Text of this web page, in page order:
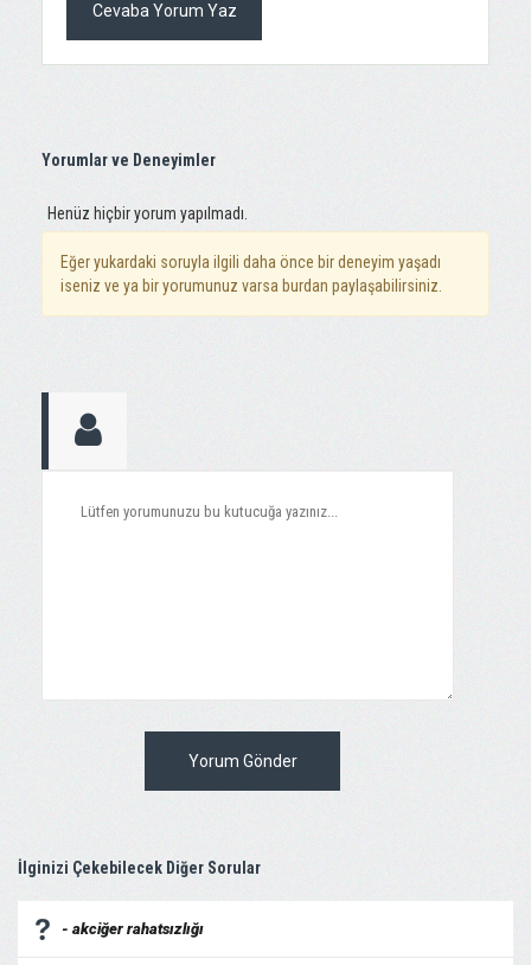
Cevaba Yorum Yaz
Yorumlar ve Deneyimler
Henüz hiçbir yorum yapılmadı.
Eğer yukardaki soruyla ilgili daha önce bir deneyim yaşadı
iseniz ve ya bir yorumunuz varsa burdan paylaşabilirsiniz.
Yorum Gönder
İlginizi Çekebilecek Diğer Sorular
- akciğer rahatsızlığı